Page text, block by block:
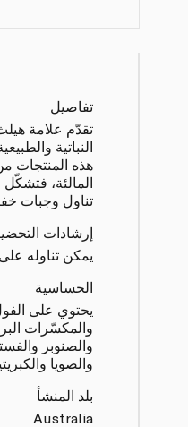
تفاصيل
تقدّم علامة
النباتية
هذه المنتجات
المالئة،
تناول وجبات
إرشادات
يمكن تناوله
الحساسية
يحتوي على
والمكسّرات
والصنوبر
والصويا
بلد المنشأ
Australia